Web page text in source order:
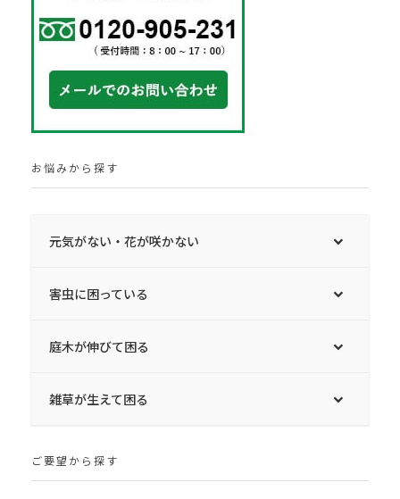
お悩みから探す
元気がない・花が咲かない
害虫に困っている
庭木が伸びて困る
雑草が生えて困る
ご要望から探す